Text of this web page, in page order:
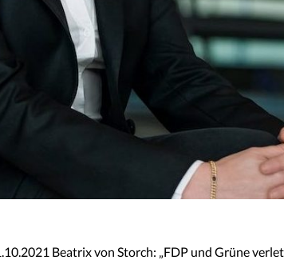
Beatrix von Storch: „FDP und Grüne